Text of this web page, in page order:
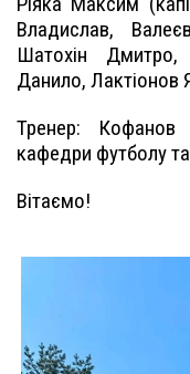
Владислав,
Шатохін
Данило, Лактіонов
Тренер:
кафедри футболу
Вітаємо!